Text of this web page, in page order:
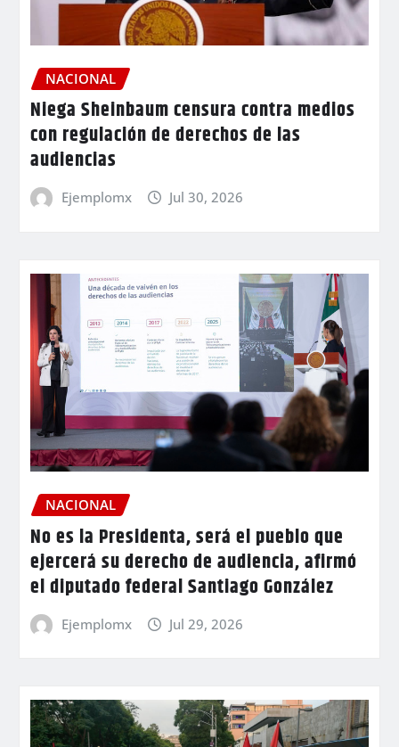
NACIONAL
Niega Sheinbaum censura contra medios
con regulación de derechos de las
audiencias
Ejemplomx Jul 30, 2026
NACIONAL
No es la Presidenta, será el pueblo que
ejercerá su derecho de audiencia, afirmó
el diputado federal Santiago González
Ejemplomx Jul 29, 2026